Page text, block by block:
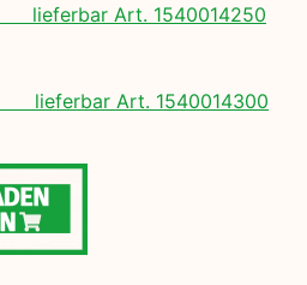
lieferbar Art. 1540014250
lieferbar Art. 1540014300